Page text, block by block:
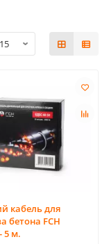
кабель для
бетона FCH
5 м.